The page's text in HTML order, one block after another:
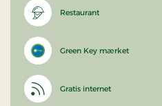
Restaurant
Green Key mærket
Gratis internet